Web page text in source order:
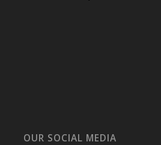
OUR SOCIAL MEDIA